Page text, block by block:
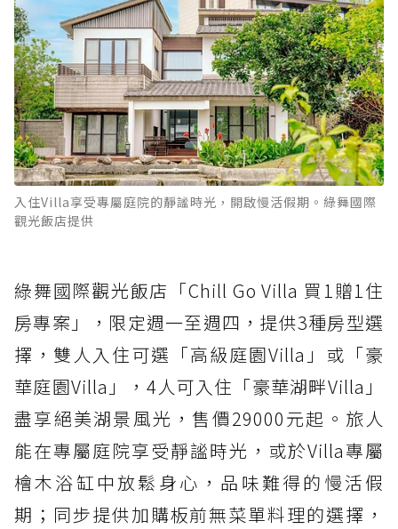
入住Villa享受專屬庭院的靜謐時光，開啟慢活假期。綠舞國際
觀光飯店提供
綠舞國際觀光飯店「Chill Go Villa 買1贈1住
房專案」，限定週一至週四，提供3種房型選
擇，雙人入住可選「高級庭園Villa」或「豪
華庭園Villa」，4人可入住「豪華湖畔Villa」
盡享絕美湖景風光，售價29000元起。旅人
能在專屬庭院享受靜謐時光，或於Villa專屬
檜木浴缸中放鬆身心，品味難得的慢活假
期；同步提供加購板前無菜單料理的選擇，